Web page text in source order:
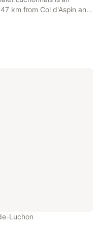
km from Col d'Aspin and
apartment offers free
Luchon